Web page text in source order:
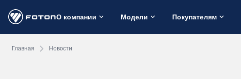
О компании Модели Покупателям
Главная Новости